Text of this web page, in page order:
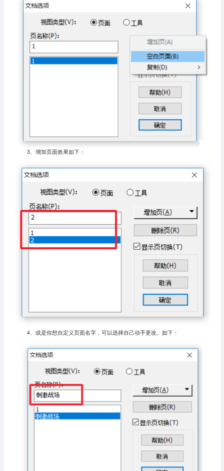
3、增加页面效果如下：
4、或是你想自定义页面名字，可以选择自己动手更改。如下：